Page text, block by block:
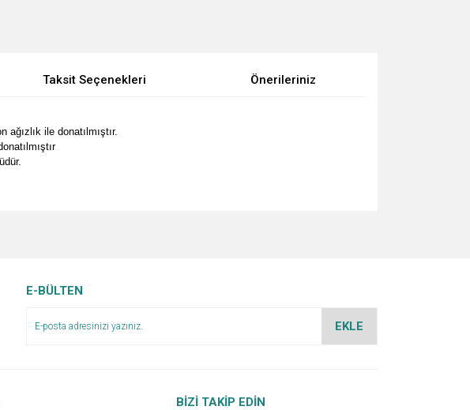
Taksit Seçenekleri Önerileriniz
ile donatılmıştır.
E-BÜLTEN
EKLE
BİZİ TAKİP EDİN